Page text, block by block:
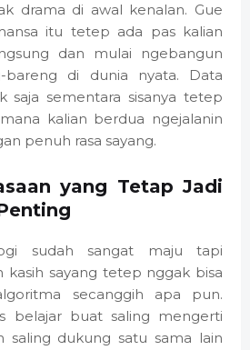
drama di awal kenalan. Gue
itu tetep ada pas kalian
dan mulai ngebangun
bareng di dunia nyata. Data
saja sementara sisanya tetep
kalian berdua ngejalanin
penuh rasa sayang.
yang Tetap Jadi
sudah sangat maju tapi
kasih sayang tetep nggak bisa
secanggih apa pun.
belajar buat saling mengerti
saling dukung satu sama lain